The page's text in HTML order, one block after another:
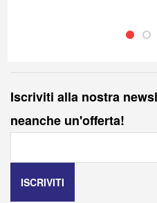
Iscriviti alla nostra
neanche un'offerta!